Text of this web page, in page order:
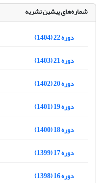
شماره‌های پیشین نشریه
دوره 22 (1404)
دوره 21 (1403)
دوره 20 (1402)
دوره 19 (1401)
دوره 18 (1400)
دوره 17 (1399)
دوره 16 (1398)